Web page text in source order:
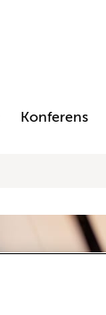
Konferens